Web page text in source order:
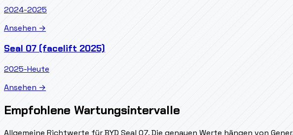
2024-2025
Ansehen →
Seal 07 (facelift 2025)
2025-Heute
Ansehen →
Empfohlene Wartungsintervalle
Allgemeine Richtwerte für BYD Seal 07. Die genauen Werte hängen von